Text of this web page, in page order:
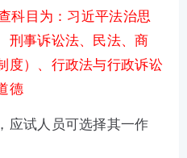
科目为：习近平法治思
刑事诉讼法、民法、商
度）、行政法与行政诉讼
德
应试人员可选择其一作